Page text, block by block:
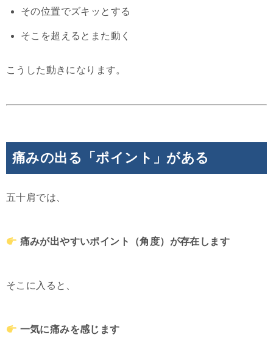
その位置でズキッとする
そこを超えるとまた動く
こうした動きになります。
痛みの出る「ポイント」がある
五十肩では、
痛みが出やすいポイント（角度）が存在します
そこに入ると、
一気に痛みを感じます